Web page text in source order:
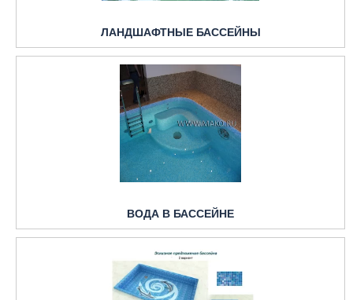
ЛАНДШАФТНЫЕ БАССЕЙНЫ
ВОДА В БАССЕЙНЕ